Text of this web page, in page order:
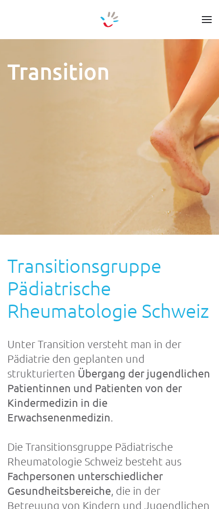
Zum Hauptinhalt springen
Transition
Transitionsgruppe
Pädiatrische
Rheumatologie Schweiz
Unter Transition versteht man in der
Pädiatrie den geplanten und
strukturierten Übergang der jugendlichen
Patientinnen und Patienten von der
Kindermedizin in die
Erwachsenenmedizin
Die Transitionsgruppe Pädiatrische
Rheumatologie Schweiz besteht aus
Fachpersonen unterschiedlicher
Gesundheitsbereiche , die in der
Betreuung von Kindern und Jugendlichen